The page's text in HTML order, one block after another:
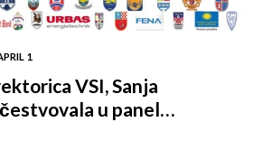
1
VSI, Sanja
u panel